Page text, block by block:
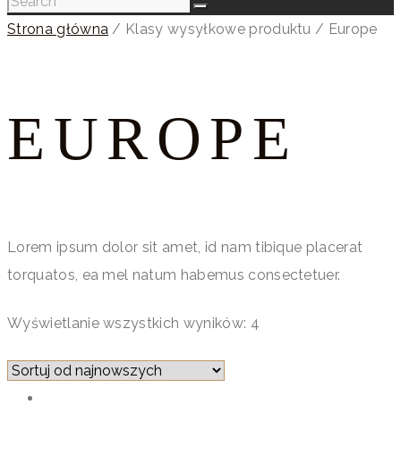
Strona główna / Klasy wysyłkowe produktu / Europe
EUROPE
Lorem ipsum dolor sit amet, id nam tibique placerat
torquatos, ea mel natum habemus consectetuer.
Wyświetlanie wszystkich wyników: 4